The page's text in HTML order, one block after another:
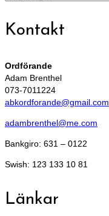
Kontakt
Ordförande
Adam Brenthel
073-7011224
abkordforande@gmail.com
adambrenthel@me.com
Bankgiro: 631 – 0122
Swish: 123 133 10 81
Länkar